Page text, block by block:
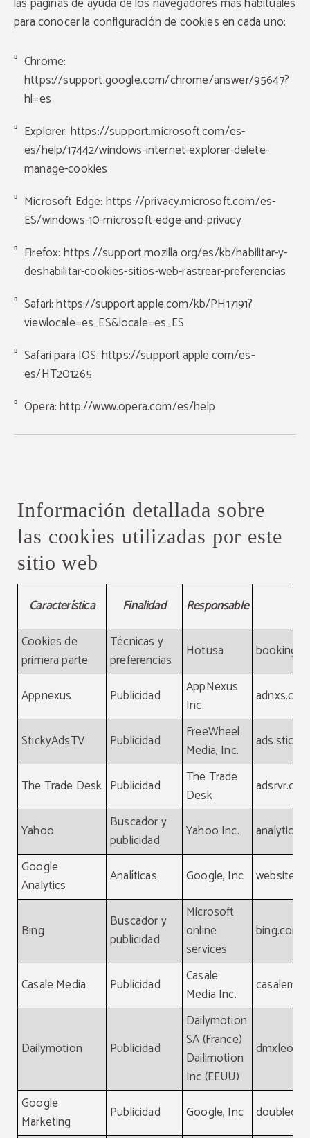
para conocer la configuración de cookies en cada uno:
Chrome:
https://support.google.com/chrome/answer/95647?
hl=es
Explorer: https://support.microsoft.com/es-
es/help/17442/windows-internet-explorer-delete-
manage-cookies
Microsoft Edge: https://privacy.microsoft.com/es-
ES/windows-10-microsoft-edge-and-privacy
Firefox: https://support.mozilla.org/es/kb/habilitar-y-
deshabilitar-cookies-sitios-web-rastrear-preferencias
Safari:https://support.apple.com/kb/PH17191?
viewlocale=es_ES&locale=es_ES
Safari para IOS:https://support.apple.com/es-
es/HT201265
Opera:http://www.opera.com/es/help
Información detallada sobre
las cookies utilizadas por este
sitio web
Característica Finalidad Responsable
Cookies de
primera parte
Técnicas y
preferencias
Hotusa booking-
Appnexus Publicidad
AppNexus
Inc.
adnxs.com
StickyAdsTV Publicidad
FreeWheel
Media, Inc.
The Trade Desk Publicidad
The Trade
Desk
adsrvr.org
Yahoo
Buscador y
publicidad
Yahoo Inc.
Google
Analytics
Analíticas Google, Inc website
Bing
Buscador y
publicidad
Microsoft
online
services
bing.com
Casale Media Publicidad
Casale
Media Inc.
Dailymotion Publicidad
Dailymotion
SA (France)
Dailimotion
Inc (EEUU)
Google
Marketing
Publicidad Google, Inc